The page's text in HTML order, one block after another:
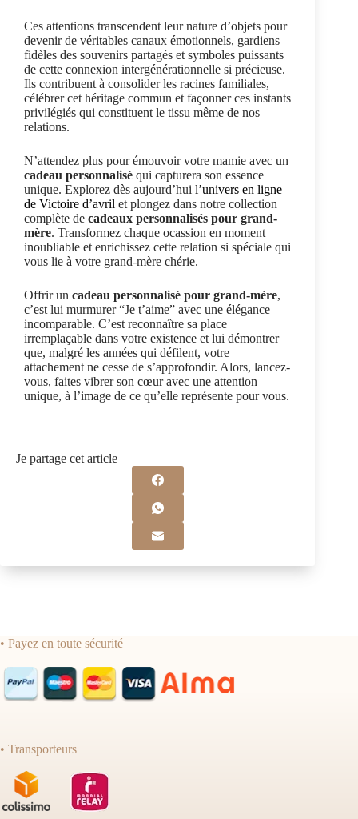
Ces attentions transcendent leur nature d’objets pour
devenir de véritables canaux émotionnels, gardiens
fidèles des souvenirs partagés et symboles puissants
de cette connexion intergénérationnelle si précieuse.
Ils contribuent à consolider les racines familiales,
célébrer cet héritage commun et façonner ces instants
privilégiés qui constituent le tissu même de nos
relations.
N’attendez plus pour émouvoir votre mamie avec un
cadeau personnalisé qui capturera son essence
unique. Explorez dès aujourd’hui l’univers en ligne
de Victoire d’avril et plongez dans notre collection
complète de cadeaux personnalisés pour grand-
mère. Transformez chaque ocassion en moment
inoubliable et enrichissez cette relation si spéciale qui
vous lie à votre grand-mère chérie.
Offrir un cadeau personnalisé pour grand-mère,
c’est lui murmurer “Je t’aime” avec une élégance
incomparable. C’est reconnaître sa place
irremplaçable dans votre existence et lui démontrer
que, malgré les années qui défilent, votre
attachement ne cesse de s’approfondir. Alors, lancez-
vous, faites vibrer son cœur avec une attention
unique, à l’image de ce qu’elle représente pour vous.
Je partage cet article
• Payez en toute sécurité
• Transporteurs